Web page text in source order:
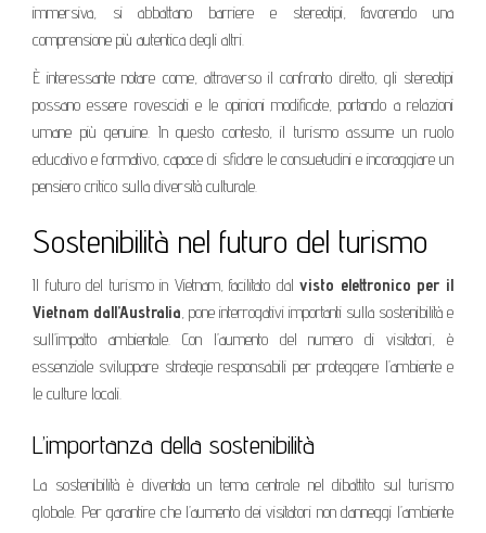
immersiva, si abbattano barriere e stereotipi, favorendo una
comprensione più autentica degli altri.
È interessante notare come, attraverso il confronto diretto, gli stereotipi
possano essere rovesciati e le opinioni modificate, portando a relazioni
umane più genuine. In questo contesto, il turismo assume un ruolo
educativo e formativo, capace di sfidare le consuetudini e incoraggiare un
pensiero critico sulla diversità culturale.
Sostenibilità nel futuro del turismo
Il futuro del turismo in Vietnam, facilitato dalvisto elettronico per il
Vietnam dall’Australia, pone interrogativi importanti sulla sostenibilità e
sull’impatto ambientale. Con l’aumento del numero di visitatori, è
essenziale sviluppare strategie responsabili per proteggere l’ambiente e
le culture locali.
L’importanza della sostenibilità
La sostenibilità è diventata un tema centrale nel dibattito sul turismo
globale. Per garantire che l’aumento dei visitatori non danneggi l’ambiente